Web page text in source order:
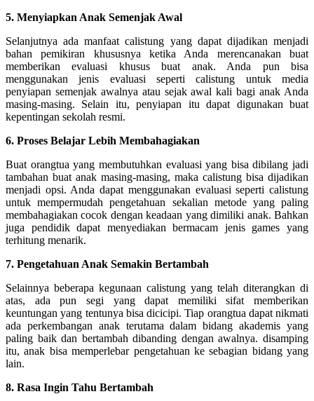
5. Menyiapkan Anak Semenjak Awal
Selanjutnya ada manfaat calistung yang dapat dijadikan menjadi
bahan pemikiran khususnya ketika Anda merencanakan buat
memberikan evaluasi khusus buat anak. Anda pun bisa
menggunakan jenis evaluasi seperti calistung untuk media
penyiapan semenjak awalnya atau sejak awal kali bagi anak Anda
masing-masing. Selain itu, penyiapan itu dapat digunakan buat
kepentingan sekolah resmi.
6. Proses Belajar Lebih Membahagiakan
Buat orangtua yang membutuhkan evaluasi yang bisa dibilang jadi
tambahan buat anak masing-masing, maka calistung bisa dijadikan
menjadi opsi. Anda dapat menggunakan evaluasi seperti calistung
untuk mempermudah pengetahuan sekalian metode yang paling
membahagiakan cocok dengan keadaan yang dimiliki anak. Bahkan
juga pendidik dapat menyediakan bermacam jenis games yang
terhitung menarik.
7. Pengetahuan Anak Semakin Bertambah
Selainnya beberapa kegunaan calistung yang telah diterangkan di
atas, ada pun segi yang dapat memiliki sifat memberikan
keuntungan yang tentunya bisa dicicipi. Tiap orangtua dapat nikmati
ada perkembangan anak terutama dalam bidang akademis yang
paling baik dan bertambah dibanding dengan awalnya. disamping
itu, anak bisa memperlebar pengetahuan ke sebagian bidang yang
lain.
8. Rasa Ingin Tahu Bertambah